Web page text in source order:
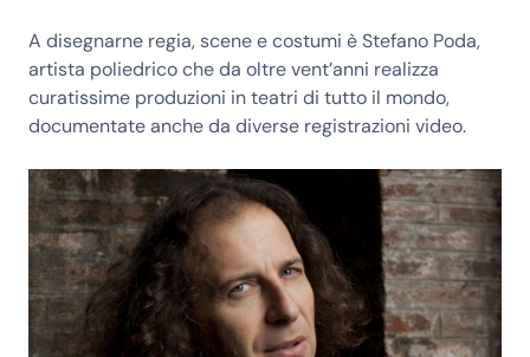
A disegnarne regia, scene e costumi è Stefano Poda,
artista poliedrico che da oltre vent’anni realizza
curatissime produzioni in teatri di tutto il mondo,
documentate anche da diverse registrazioni video.